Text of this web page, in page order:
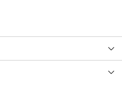
5000035778